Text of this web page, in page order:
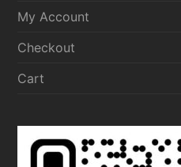
My Account
Checkout
Cart